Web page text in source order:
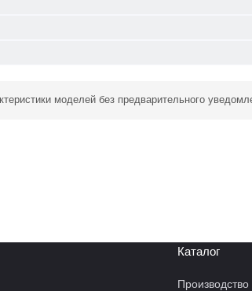
моделей без предварительного
Каталог
Производство